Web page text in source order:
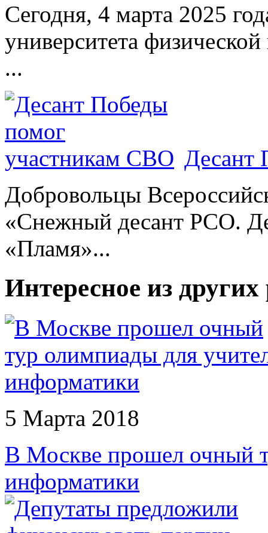
Сегодня, 4 марта 2025
университета
...
Десант
Добровольцы
«Снежный десант РСО.
«Пламя»...
Интересное из
5 Марта 2018
В Москве прошел очный
информатики